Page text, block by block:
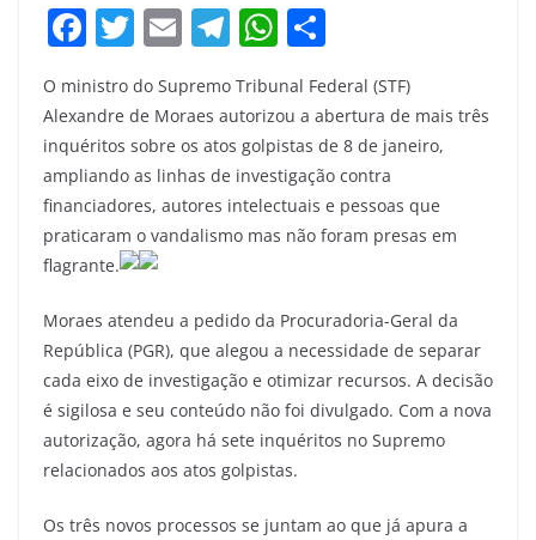
F
a
c
e
b
o
o
T
w
itt
er
E
ai
l
T
el
e
gr
a
m
W
h
at
s
A
p
p
h
ar
e
O ministro do Supremo Tribunal Federal (STF)
Alexandre de Moraes autorizou a abertura de mais três
inquéritos sobre os atos golpistas de 8 de janeiro,
ampliando as linhas de investigação contra
financiadores, autores intelectuais e pessoas que
praticaram o vandalismo mas não foram presas em
flagrante.
Moraes atendeu a pedido da Procuradoria-Geral da
República (PGR), que alegou a necessidade de separar
cada eixo de investigação e otimizar recursos. A decisão
é sigilosa e seu conteúdo não foi divulgado. Com a nova
autorização, agora há sete inquéritos no Supremo
relacionados aos atos golpistas.
Os três novos processos se juntam ao que já apura a